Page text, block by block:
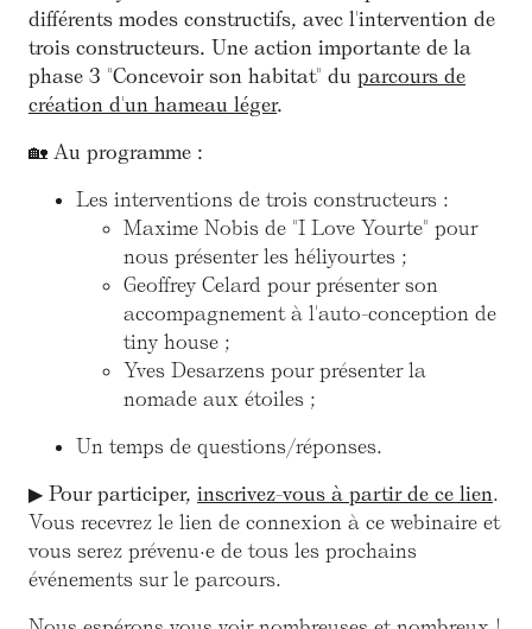
différents modes constructifs, avec l'intervention de
trois constructeurs. Une action importante de la
phase 3 "Concevoir son habitat" du parcours de
création d'un hameau léger.
🏡 Au programme :
Les interventions de trois constructeurs :
Maxime Nobis de "I Love Yourte" pour
nous présenter les héliyourtes ;
Geoffrey Celard pour présenter son
accompagnement à l'auto-conception de
tiny house ;
Yves Desarzens pour présenter la
nomade aux étoiles ;
Un temps de questions/réponses.
▶ Pour participer, inscrivez-vous à partir de ce lien.
Vous recevrez le lien de connexion à ce webinaire et
vous serez prévenu·e de tous les prochains
événements sur le parcours.